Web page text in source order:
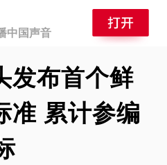
中国声音
发布首个鲜
准 累计参编